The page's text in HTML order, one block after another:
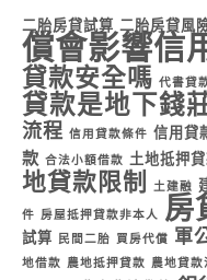
二胎房貸試算 二胎房貸風
償會影響信
貸款安全嗎 代書貸
貸款是地下錢
流程 信用貸款條件 信用貸
款 合法小額借款 土地抵押
地貸款限制
土建融
件 房屋抵押貸款非本人 房
試算
民間二胎 買房代償 軍
地借款
農地抵押貸款 農地貸款